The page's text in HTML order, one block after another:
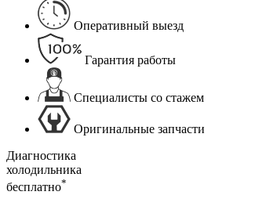
Оперативный выезд
Гарантия работы
Специалисты со стажем
Оригинальные запчасти
Диагностика
холодильника
бесплатно*